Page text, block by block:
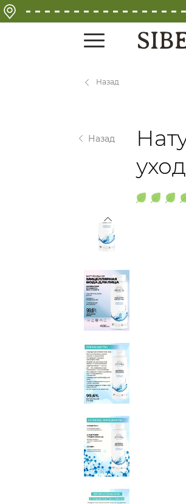
Назад
Назад